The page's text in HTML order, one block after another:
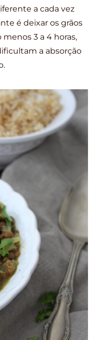
a cada vez
é deixar os grãos
3 a 4 horas,
a absorção